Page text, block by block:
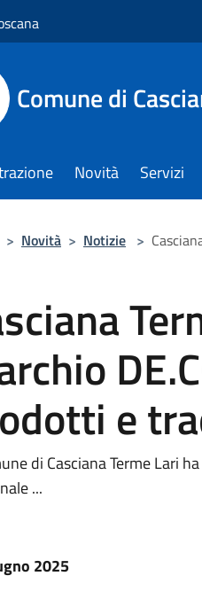
Comune di
Novità Servizi
> Novità > Notizie >
e
di Casciana Terme Lari
...
2025